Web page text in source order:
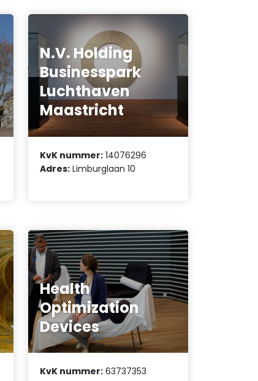
N.V. Holding
Businesspark
Luchthaven
Maastricht
KvK nummer: 14076296
Adres: Limburglaan 10
Health
Optimization
Devices
KvK nummer: 63737353